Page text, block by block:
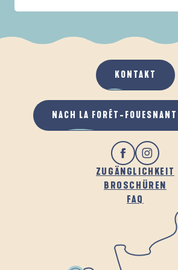
WENN ES REGNET
AN DER FRISCHEN
ZUGÄNGLICHKEIT
BROSCHÜREN
FAQ
KONTAKT
NACH LA FORÊT-